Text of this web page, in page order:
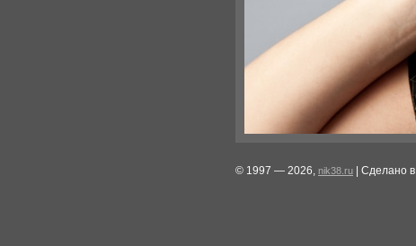
© 1997 — 2026, nik38.ru | Сделано в